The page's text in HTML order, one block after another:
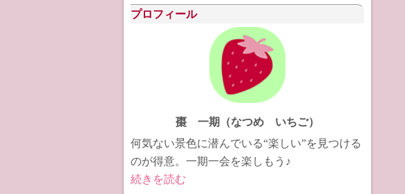
ブ
プロフィール
棗 一期（なつめ いちご）
何気ない景色に潜んでいる“楽しい”を見つける
のが得意。一期一会を楽しもう♪
続きを読む